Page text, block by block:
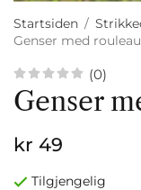
Startsiden /
Genser med rouleau
(0)
Genser
kr 49
Tilgjengelig